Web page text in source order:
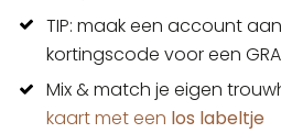
TIP: maak een account
kortingscode voor een
Mix & match je eigen
kaart met een los labeltje